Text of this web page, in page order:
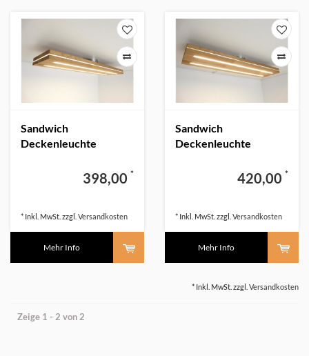
Sandwich
Deckenleuchte
398,00 *
* Inkl. MwSt. zzgl. Versandkosten
Mehr Info
Sandwich
Deckenleuchte
420,00 *
* Inkl. MwSt. zzgl. Versandkosten
Mehr Info
* Inkl. MwSt. zzgl. Versandkosten
Zeige 1 - 2 von 2